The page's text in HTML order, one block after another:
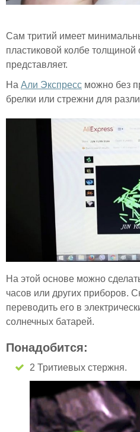
Сам тритий имеет
пластиковой колбе толщиной
представляет.
На Али Экспресс можно без
брелки или стрежни для
На этой основе можно
часов или других приборов.
переводить его в
солнечных батарей.
Понадобится:
2 Тритиевых стержня.